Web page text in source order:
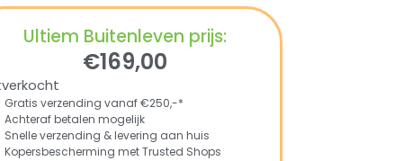
Ultiem Buitenleven prijs:
€169,00
Gratis verzending vanaf €250,-*
Achteraf betalen mogelijk
Snelle verzending & levering aan huis
Kopersbescherming met Trusted Shops